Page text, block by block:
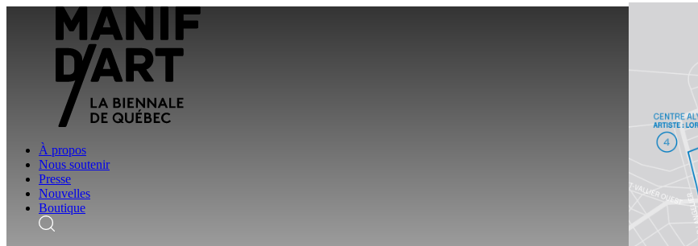
À propos
Nous soutenir
Presse
Nouvelles
Boutique